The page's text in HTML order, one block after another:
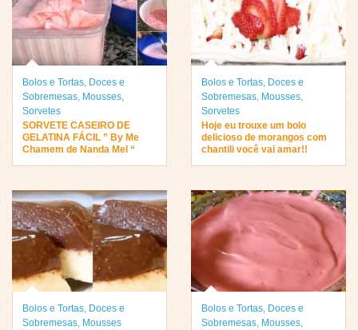
Bolos e Tortas, Doces e
Sobremesas, Mousses,
Sorvetes
SORVETE CASEIRO DE
GELATINA FÁCIL ” By Me
Chamem de Nanda Mel “
Bolos e Tortas, Doces e
Sobremesas, Mousses,
Sorvetes
Hoje eu trouxe um bolo
delicioso de morangos com
chantili você vai amar!!
Bolos e Tortas, Doces e
Sobremesas, Mousses
Bolos e Tortas, Doces e
Sobremesas, Mousses,